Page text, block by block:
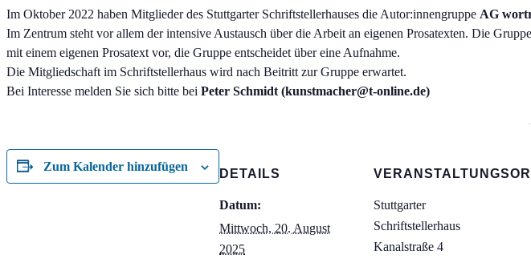
Im Oktober 2022 haben Mitglieder des Stuttgarter Schriftstellerhauses die Autor:innengruppe AG
Im Zentrum steht vor allem der intensive Austausch über die Arbeit an eigenen Prosatexten. Die
mit einem eigenen Prosatext vor, die Gruppe entscheidet über eine Aufnahme.
Die Mitgliedschaft im Schriftstellerhaus wird nach Beitritt zur Gruppe erwartet.
Bei Interesse melden Sie sich bitte bei Peter Schmidt (kunstmacher@t-online.de)
Zum Kalender hinzufügen
DETAILS
Datum:
Mittwoch, 20. August
2025
Stuttgarter
Schriftstellerhaus
Kanalstraße 4